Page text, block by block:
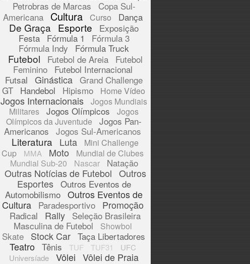
Petrobras de Marcas
Copa Sul-
Americana
Cultura Curso Dança
De Graça Esporte
Exposição
Festa
Fórmula 1
Fórmula 3
Fórmula Indy
Fórmula Truck
Futebol Futebol de Areia
Futebol
Feminino
Futebol Internacional
Futsal Ginástica Grand Challenge
GT Handebol Hipismo Home Vídeo
Jogos Internacionais
Jogos Mundiais
Militares
Jogos Olímpicos
Jogos
Olímpicos da Juventude
Jogos Pan-
Americanos Jogos Sul-Americanos
Literatura Luta
Mini Challenge
Cup
MMA Moto
Mundial de Clubes
Mundial Sub-20
Nascar Natação
Outras Notícias de Futebol Outros
Esportes Outros Eventos de
Automobilismo Outros Eventos de
Cultura
Paradesportivo Promoção
Radical Rally Seleção Brasileira
Masculina de Futebol
Showbol
Skate Stock Car Taça Libertadores
Teatro Tênis TUF TUF31
UFC
Universíade
Vôlei Vôlei de Praia